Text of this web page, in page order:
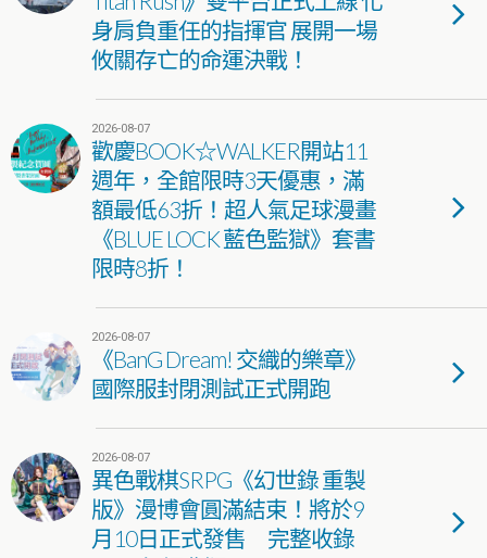
身肩負重任的指揮官 展開一場
攸關存亡的命運決戰！
2026-08-07
歡慶BOOK☆WALKER開站11
週年，全館限時3天優惠，滿
額最低63折！超人氣足球漫畫
《BLUE LOCK 藍色監獄》套書
限時8折！
2026-08-07
《BanG Dream! 交織的樂章》
國際服封閉測試正式開跑
2026-08-07
異色戰棋SRPG《幻世錄 重製
版》漫博會圓滿結束！將於9
月10日正式發售 完整收錄